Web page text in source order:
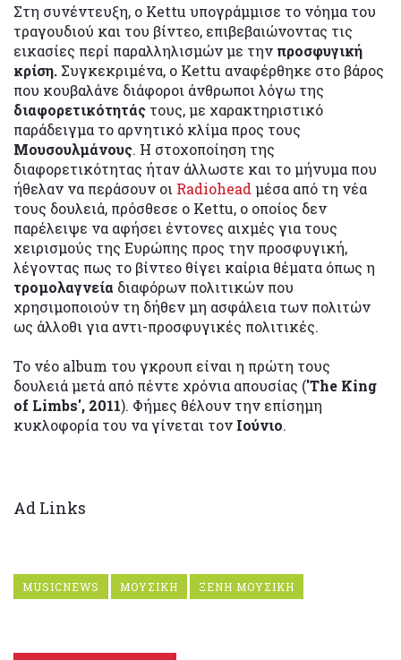
Στη συνέντευξη, ο Kettu υπογράμμισε το νόημα του
τραγουδιού και του βίντεο, επιβεβαιώνοντας τις
εικασίες περί παραλληλισμών με την προσφυγική
κρίση. Συγκεκριμένα, ο Kettu αναφέρθηκε στο βάρος
που κουβαλάνε διάφοροι άνθρωποι λόγω της
διαφορετικότητάς τους, με χαρακτηριστικό
παράδειγμα το αρνητικό κλίμα προς τους
Μουσουλμάνους. Η στοχοποίηση της
διαφορετικότητας ήταν άλλωστε και το μήνυμα που
ήθελαν να περάσουν οι Radiohead μέσα από τη νέα
τους δουλειά, πρόσθεσε ο Kettu, ο οποίος δεν
παρέλειψε να αφήσει έντονες αιχμές για τους
χειρισμούς της Ευρώπης προς την προσφυγική,
λέγοντας πως το βίντεο θίγει καίρια θέματα όπως η
τρομολαγνεία διαφόρων πολιτικών που
χρησιμοποιούν τη δήθεν μη ασφάλεια των πολιτών
ως άλλοθι για αντι-προσφυγικές πολιτικές.
Το νέο album του γκρουπ είναι η πρώτη τους
δουλειά μετά από πέντε χρόνια απουσίας ('The King
of Limbs', 2011). Φήμες θέλουν την επίσημη
κυκλοφορία του να γίνεται τον Ιούνιο.
Ad Links
MUSICNEWS ΜΟΥΣΙΚΗ ΞΕΝΗ ΜΟΥΣΙΚΗ